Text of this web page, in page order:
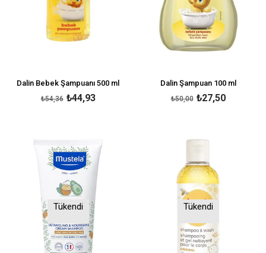
Dalin Bebek Şampuanı 500 ml
₺44,93
₺54,36
Dalin Şampuan 100 ml
₺27,50
₺50,00
Tükendi Tükendi